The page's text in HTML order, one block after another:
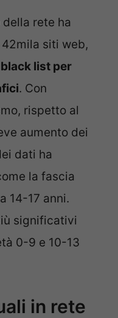
rete ha
siti web,
list per
. Con
rispetto al
aumento dei
dati ha
la fascia
14-17 anni.
significativi
0-9 e 10-13
in rete